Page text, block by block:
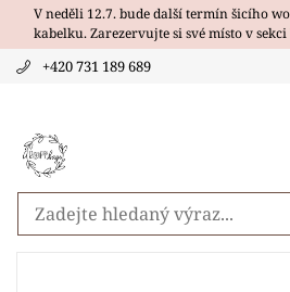
V neděli 12.7. bude další termín šicího
kabelku. Zarezervujte si své místo v
+420 731 189 689